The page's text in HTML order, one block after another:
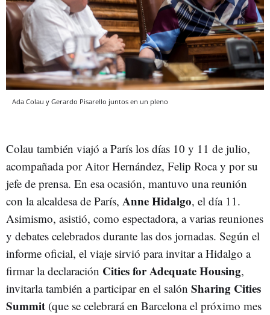
Ada Colau y Gerardo Pisarello juntos en un pleno
Colau también viajó a París los días 10 y 11 de julio,
acompañada por Aitor Hernández, Felip Roca y por su
jefe de prensa. En esa ocasión, mantuvo una reunión
con la alcaldesa de París, Anne Hidalgo, el día 11.
Asimismo, asistió, como espectadora, a varias reuniones
y debates celebrados durante las dos jornadas. Según el
informe oficial, el viaje sirvió para invitar a Hidalgo a
firmar la declaración Cities for Adequate Housing,
invitarla también a participar en el salón Sharing Cities
Summit (que se celebrará en Barcelona el próximo mes